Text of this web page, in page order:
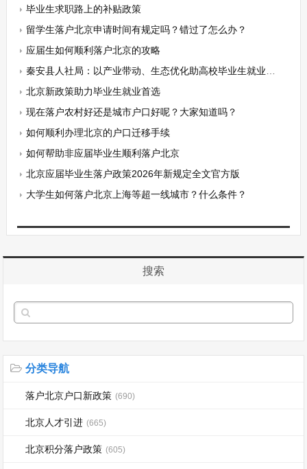
毕业生求职路上的补贴政策
留学生落户北京申请时间有规定吗？错过了怎么办？
应届生如何顺利落户北京的攻略
秦安县人社局：以产业带动、生态优化助高校毕业生就业创业
北京新政策助力毕业生就业首选
现在落户农村好还是城市户口好呢？大家知道吗？
如何顺利办理北京的户口迁移手续
如何帮助非应届毕业生顺利落户北京
北京应届毕业生落户政策2026年新规定全文官方版
大学生如何落户北京上海等超一线城市？什么条件？
搜索
分类导航
落户北京户口新政策 (690)
北京人才引进 (665)
北京积分落户政策 (605)